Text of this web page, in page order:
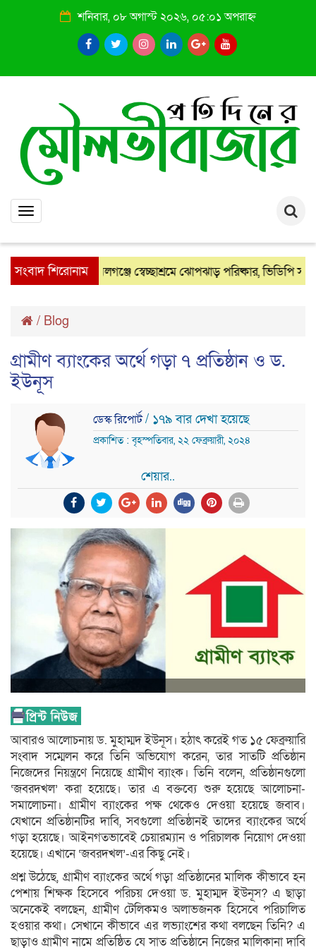
শনিবার, ০৮ অগাস্ট ২০২৬, ০৫:০১ অপরাহ্ন
Toggle
সংবাদ শিরোনাম
কমলগঞ্জে স্বেচ্ছাশ্রমে ঝোপঝাড় পরিষ্কার, ভিডিপি সদস্যদের
/ Blog
গ্রামীণ ব্যাংকের অর্থে গড়া ৭ প্রতিষ্ঠান ও ড.
ইউনূস
ডেস্ক রিপোর্ট/ ১৭৯ বার দেখা হয়েছে
প্রকাশিত : বৃহস্পতিবার, ২২ ফেব্রুয়ারী, ২০২৪
শেয়ার..
আবারও আলোচনায় ড. মুহাম্মদ ইউনূস। হঠাৎ করেই গত ১৫ ফেব্রুয়ারি
সংবাদ সম্মেলন করে তিনি অভিযোগ করেন, তার সাতটি প্রতিষ্ঠান
নিজেদের নিয়ন্ত্রণে নিয়েছে গ্রামীণ ব্যাংক। তিনি বলেন, প্রতিষ্ঠানগুলো
‘জবরদখল’ করা হয়েছে। তার এ বক্তব্যে শুরু হয়েছে আলোচনা-
সমালোচনা। গ্রামীণ ব্যাংকের পক্ষ থেকেও দেওয়া হয়েছে জবাব।
যেখানে প্রতিষ্ঠানটির দাবি, সবগুলো প্রতিষ্ঠানই তাদের ব্যাংকের অর্থে
গড়া হয়েছে। আইনগতভাবেই চেয়ারম্যান ও পরিচালক নিয়োগ দেওয়া
হয়েছে। এখানে ‘জবরদখল’-এর কিছু নেই।
প্রশ্ন উঠেছে, গ্রামীণ ব্যাংকের অর্থে গড়া প্রতিষ্ঠানের মালিক কীভাবে হন
পেশায় শিক্ষক হিসেবে পরিচয় দেওয়া ড. মুহাম্মদ ইউনূস? এ ছাড়া
অনেকেই বলছেন, গ্রামীণ টেলিকমও অলাভজনক হিসেবে পরিচালিত
হওয়ার কথা। সেখানে কীভাবে এর লভ্যাংশের কথা বলছেন তিনি? এ
ছাড়াও গ্রামীণ নামে প্রতিষ্ঠিত যে সাত প্রতিষ্ঠানে নিজের মালিকানা দাবি